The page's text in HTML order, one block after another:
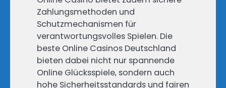
Zahlungsmethoden und
Schutzmechanismen für
verantwortungsvolles Spielen. Die
beste Online Casinos Deutschland
bieten dabei nicht nur spannende
Online Glücksspiele, sondern auch
hohe Sicherheitsstandards und fairen